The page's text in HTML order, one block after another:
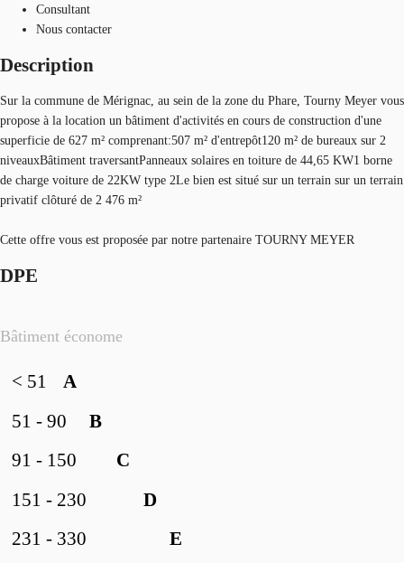
Consultant
Nous contacter
Description
Sur la commune de Mérignac, au sein de la zone du Phare, Tourny Meyer vous
propose à la location un bâtiment d'activités en cours de construction d'une
superficie de 627 m² comprenant:507 m² d'entrepôt120 m² de bureaux sur 2
niveauxBâtiment traversantPanneaux solaires en toiture de 44,65 KW1 borne
de charge voiture de 22KW type 2Le bien est situé sur un terrain sur un terrain
privatif clôturé de 2 476 m²
Cette offre vous est proposée par notre partenaire TOURNY MEYER
DPE
Bâtiment économe
A
< 51
B
51 - 90
C
91 - 150
D
151 - 230
E
231 - 330